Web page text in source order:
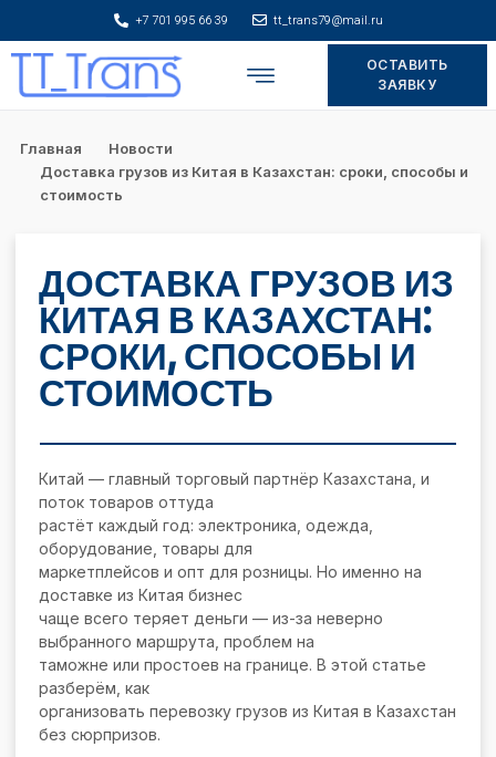
+7 701 995 66 39 tt_trans79@mail.ru
ОСТАВИТЬ
ЗАЯВКУ
Главная
Новости
Доставка грузов из Китая в Казахстан: сроки, способы и
стоимость
ДОСТАВКА ГРУЗОВ ИЗ
КИТАЯ В КАЗАХСТАН:
СРОКИ, СПОСОБЫ И
СТОИМОСТЬ
Китай — главный торговый партнёр Казахстана, и
поток товаров оттуда
растёт каждый год: электроника, одежда,
оборудование, товары для
маркетплейсов и опт для розницы. Но именно на
доставке из Китая бизнес
чаще всего теряет деньги — из-за неверно
выбранного маршрута, проблем на
таможне или простоев на границе. В этой статье
разберём, как
организовать перевозку грузов из Китая в Казахстан
без сюрпризов.